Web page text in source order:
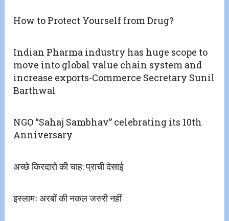
How to Protect Yourself from Drug?
Indian Pharma industry has huge scope to
move into global value chain system and
increase exports-Commerce Secretary Sunil
Barthwal
NGO “Sahaj Sambhav” celebrating its 10th
Anniversary
अच्छे किरदारो की चाह: प्राची देसाई
इस्लामः अरबों की नकल जरुरी नहीं